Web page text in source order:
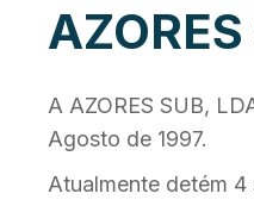
A AZORES SUB,
Agosto de 1997.
Atualmente detém